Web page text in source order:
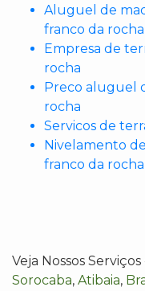
Aluguel de
franco da rocha
Empresa de
rocha
Preco aluguel
rocha
Servicos de
Nivelamento
franco da rocha
Veja Nossos
Sorocaba, Atibaia,